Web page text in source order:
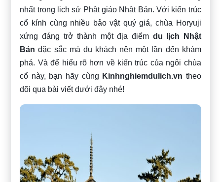
nhất trong lịch sử Phật giáo Nhật Bản. Với kiến trúc
cổ kính cùng nhiều bảo vật quý giá, chùa Horyuji
xứng đáng trở thành một địa điểm du lịch Nhật
Bản đặc sắc mà du khách nên một lần đến khám
phá. Và để hiểu rõ hơn về kiến trúc của ngôi chùa
cổ này, bạn hãy cùng Kinhnghiemdulich.vn theo
dõi qua bài viết dưới đây nhé!